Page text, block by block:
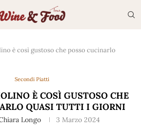
è così gustoso che posso cucinarlo
Secondi Piatti
È COSÌ GUSTOSO CHE
QUASI TUTTI I GIORNI
Longo 3 Marzo 2024